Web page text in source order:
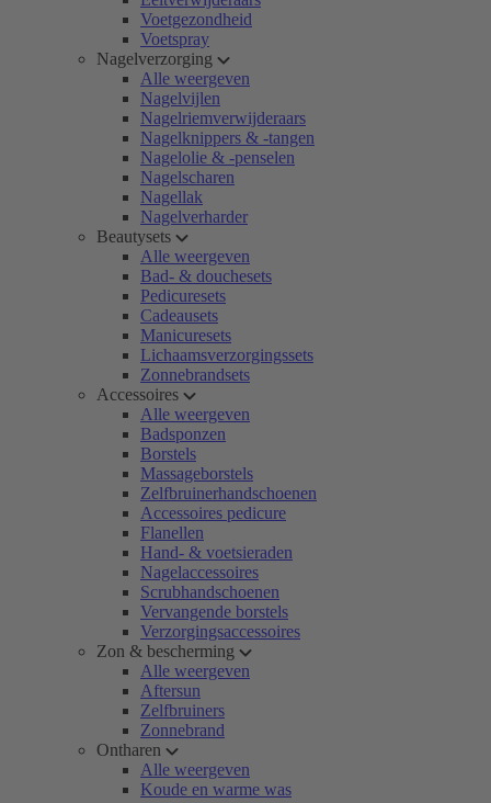
Voetgezondheid
Voetspray
Nagelverzorging
Alle weergeven
Nagelvijlen
Nagelriemverwijderaars
Nagelknippers & -tangen
Nagelolie & -penselen
Nagelscharen
Nagellak
Nagelverharder
Beautysets
Alle weergeven
Bad- & douchesets
Pedicuresets
Cadeausets
Manicuresets
Lichaamsverzorgingssets
Zonnebrandsets
Accessoires
Alle weergeven
Badsponzen
Borstels
Massageborstels
Zelfbruinerhandschoenen
Accessoires pedicure
Flanellen
Hand- & voetsieraden
Nagelaccessoires
Scrubhandschoenen
Vervangende borstels
Verzorgingsaccessoires
Zon & bescherming
Alle weergeven
Aftersun
Zelfbruiners
Zonnebrand
Ontharen
Alle weergeven
Koude en warme was